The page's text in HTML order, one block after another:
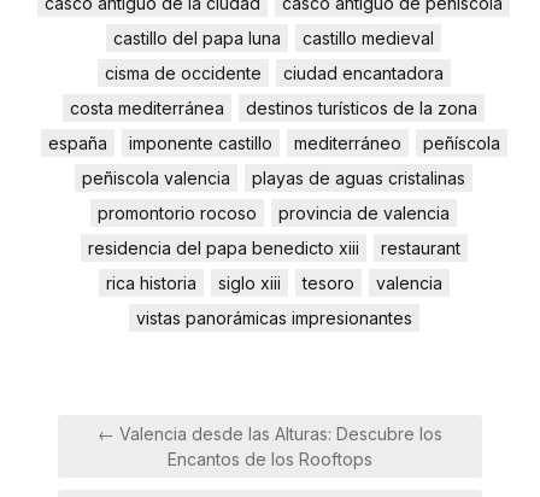
castillo del papa luna
castillo medieval
cisma de occidente
ciudad encantadora
costa mediterránea
destinos turísticos de la zona
españa
imponente castillo mediterráneo
peñíscola
peñiscola valencia
playas de aguas cristalinas
promontorio rocoso
provincia de valencia
residencia del papa benedicto xiii
restaurant
rica historia
siglo xiii tesoro
valencia
vistas panorámicas impresionantes
Navegación
← Valencia desde las Alturas: Descubre los
Encantos de los Rooftops